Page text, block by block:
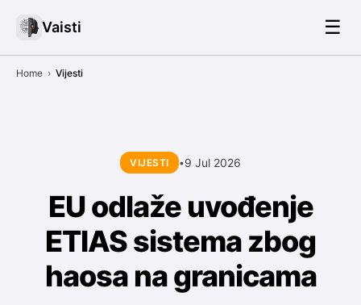
Vaisti ☰
Home › Vijesti
VIJESTI •9 Jul 2026
EU odlaže uvođenje
ETIAS sistema zbog
haosa na granicama